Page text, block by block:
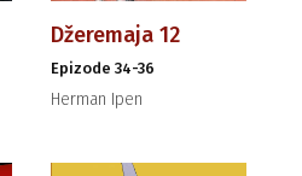
Džeremaja 12
Epizode 34-36
Herman Ipen